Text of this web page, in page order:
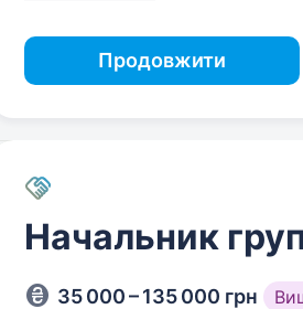
Продовжити
Начальник
35 000 – 135 000 грн